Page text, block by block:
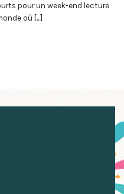
pour un week-end lecture
où [...]